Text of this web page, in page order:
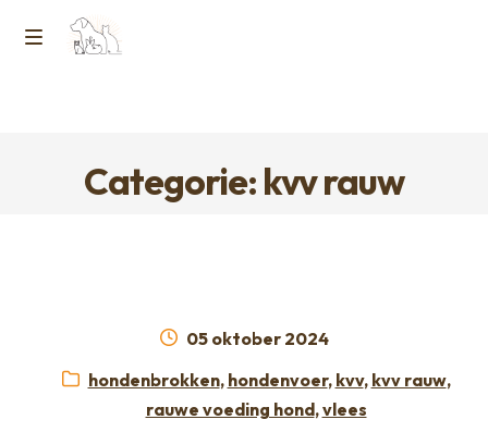
Ga
Ga
Horcon Webshop – GDPR / Voorwaarden /
Categorie: kvv rauw
Geplaatst
05 oktober 2024
Categorieën:
hondenbrokken, hondenvoer, kvv, kvv rauw,
rauwe voeding hond,vlees